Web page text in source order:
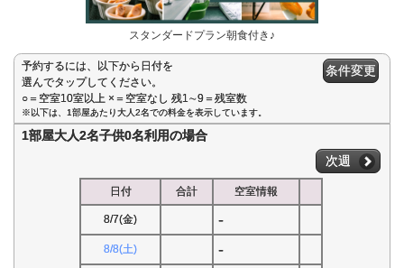
スタンダードプラン朝食付き♪
予約するには、以下から日付を
選んでタップしてください。
○＝空室10室以上 ×＝空室なし 残1∼9＝残室数
条件変更
※以下は、1部屋あたり大人2名での料金を表示しています。
1部屋大人2名子供0名利用の場合
次週
日付 合計 空室情報
8/7(金) -
8/8(土) -